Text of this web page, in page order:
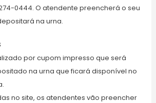
0444. O atendente preencherá o seu
na urna.
por cupom impresso que será
na urna que ficará disponível no
no site, os atendentes vão preencher